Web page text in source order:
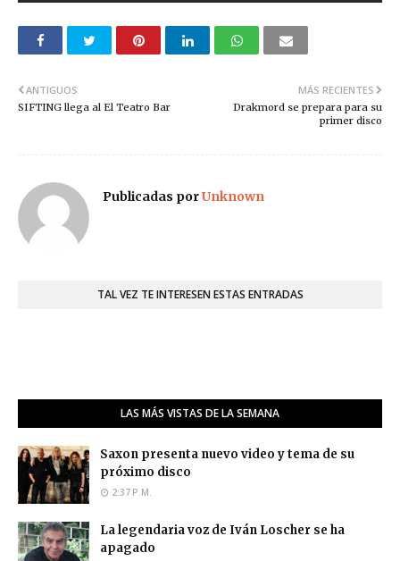
MÁS RECIENTES
Drakmord se prepara para su
primer disco
ANTIGUOS
SIFTING llega al El Teatro Bar
Publicadas porUnknown
TAL VEZ TE INTERESEN ESTAS ENTRADAS
LAS MÁS VISTAS DE LA SEMANA
Saxon presenta nuevo video y tema de su
próximo disco
2:37 P.M.
La legendaria voz de Iván Loscher se ha
apagado